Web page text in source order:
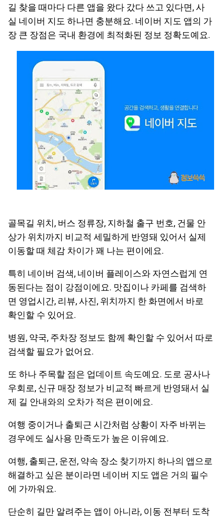
길 찾을 때마다 다른 앱을 왔다 갔다 쓰고 있다면, 사
실 네이버 지도 하나면 충분해요. 네이버 지도 앱의 가
장 큰 장점은 국내 환경에 최적화된 정보 정확도예요.
골목길 위치, 버스 정류장, 지하철 출구 번호, 건물 안
상가 위치까지 비교적 세밀하게 반영돼 있어서 실제
이동할 때 체감 차이가 꽤 나는 편이에요.
특히 네이버 검색, 네이버 플레이스와 자연스럽게 연
동된다는 점이 강점이에요. 맛집이나 카페를 검색하
면 영업시간, 리뷰, 사진, 위치까지 한 화면에서 바로
확인할 수 있어요.
병원, 약국, 주차장 정보도 함께 확인할 수 있어서 따로
검색할 필요가 없어요.
또 하나 주목할 점은 업데이트 속도예요. 도로 공사나
우회로, 신규 매장 정보가 비교적 빠르게 반영돼서 실
제 길 안내와의 오차가 적은 편이에요.
여행 중이거나 출퇴근 시간처럼 상황이 자주 바뀌는
경우에도 실사용 만족도가 높은 이유예요.
여행, 출퇴근, 운전, 약속 장소 찾기까지 하나의 앱으로
해결하고 싶은 분이라면 네이버 지도 앱은 거의 필수
에 가까워요.
단순히 길만 알려주는 앱이 아니라, 이동 전부터 도착